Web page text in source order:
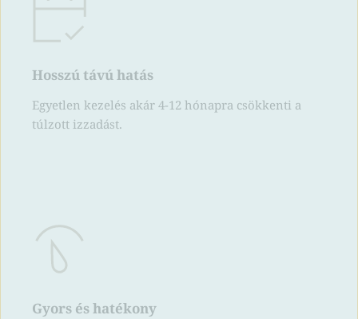
Hosszú távú hatás
Egyetlen kezelés akár 4-12 hónapra csökkenti a
túlzott izzadást.
Gyors és hatékony